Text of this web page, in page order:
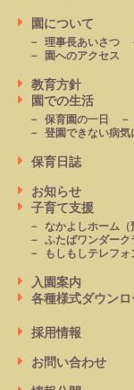
園について
理事長あいさつ
園へのアクセス
教育方針
園での生活
保育園の一日
登園できない病気
保育日誌
お知らせ
子育て支援
なかよしホーム
ふたばワンダーク
もしもしテレフ
入園案内
各種様式ダウンロ
採用情報
お問い合わせ